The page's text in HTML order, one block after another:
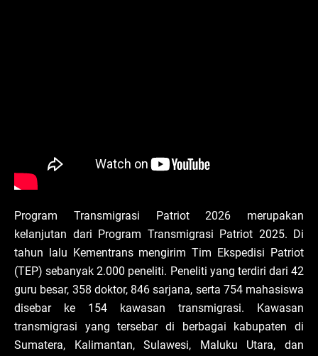
Program Transmigrasi Patriot 2026 merupakan
kelanjutan dari Program Transmigrasi Patriot 2025. Di
tahun lalu Kementrans mengirim Tim Ekspedisi Patriot
(TEP) sebanyak 2.000 peneliti. Peneliti yang terdiri dari 42
guru besar, 358 doktor, 846 sarjana, serta 754 mahasiswa
disebar ke 154 kawasan transmigrasi. Kawasan
transmigrasi yang tersebar di berbagai kabupaten di
Sumatera, Kalimantan, Sulawesi, Maluku Utara, dan